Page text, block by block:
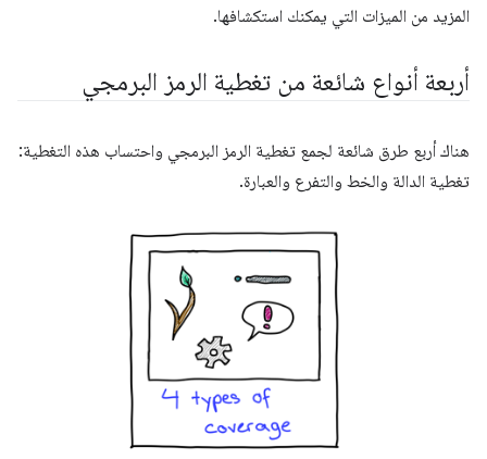
المزيد من الميزات التي يمكنك استكشافها.
أربعة أنواع شائعة من تغطية الرمز البرمجي
هناك أربع طرق شائعة لجمع تغطية الرمز البرمجي واحتساب هذه التغطية:
تغطية الدالة والخط والتفرع والعبارة.